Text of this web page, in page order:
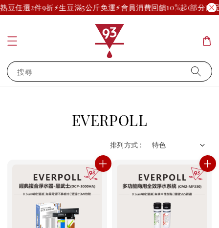
豆任選2件9折⚡生豆滿5公斤免運⚡會員消費回饋10%起(部分商
搜尋
EVERPOLL
排列方式 :